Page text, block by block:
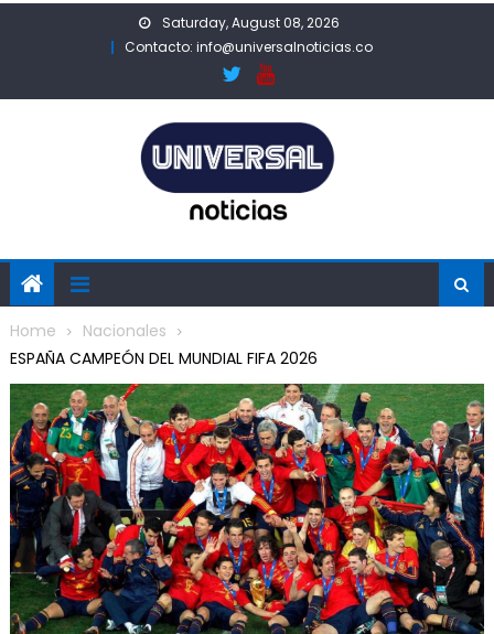
Saturday, August 08, 2026
Contacto: info@universalnoticias.co
Home
Nacionales
ESPAÑA CAMPEÓN DEL MUNDIAL FIFA 2026